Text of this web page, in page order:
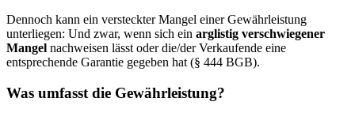
Dennoch kann ein versteckter Mangel einer Gewährleistung
unterliegen: Und zwar, wenn sich ein arglistig verschwiegener
Mangel nachweisen lässt oder die/der Verkaufende eine
entsprechende Garantie gegeben hat (§ 444 BGB).
Was umfasst die Gewährleistung?